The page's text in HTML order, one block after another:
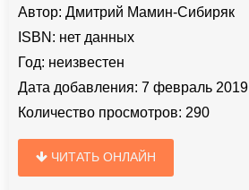
Автор: Дмитрий Мамин-Сибиряк
ISBN: нет данных
Год: неизвестен
Дата добавления: 7 февраль 2019
Количество просмотров: 290
ЧИТАТЬ ОНЛАЙН